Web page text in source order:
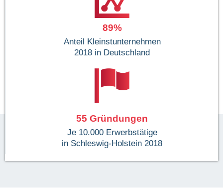
89%
Anteil Kleinstunternehmen
2018 in Deutschland
55 Gründungen
Je 10.000 Erwerbstätige
in Schleswig-Holstein 2018